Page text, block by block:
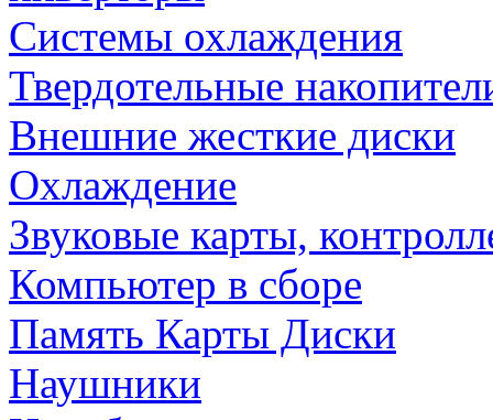
Системы охлаждения
Твердотельные
Внешние жесткие диски
Охлаждение
Звуковые карты,
Компьютер в сборе
Память Карты Диски
Наушники